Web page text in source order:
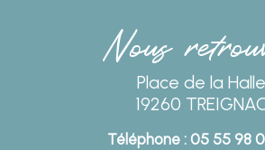
Nous
Place de la Halle
19260
Téléphone : 05 55 98